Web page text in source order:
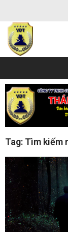
Tag: Tìm kiếm